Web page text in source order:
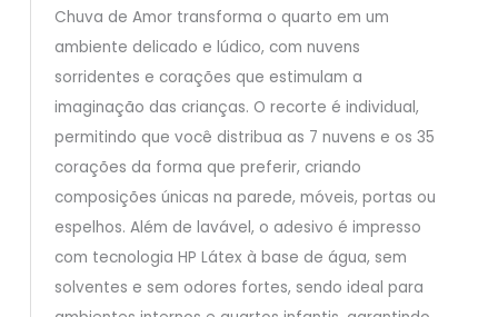
Chuva de Amor transforma o quarto em um
ambiente delicado e lúdico, com nuvens
sorridentes e corações que estimulam a
imaginação das crianças. O recorte é individual,
permitindo que você distribua as 7 nuvens e os 35
corações da forma que preferir, criando
composições únicas na parede, móveis, portas ou
espelhos. Além de lavável, o adesivo é impresso
com tecnologia HP Látex à base de água, sem
solventes e sem odores fortes, sendo ideal para